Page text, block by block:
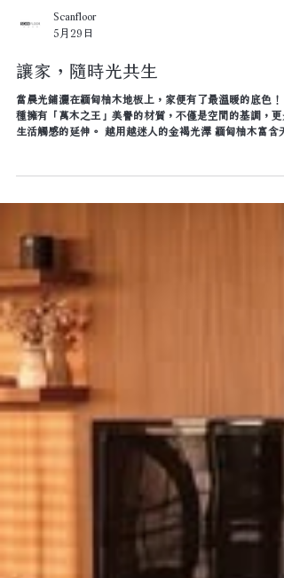
5月29日
讓家，隨時光共生
當晨光鋪灑在緬甸柚木地板上，家便有了最溫暖的底色！
生活觸感的延伸。 越用越迷人的金褐光澤 緬甸柚木富含天
一次踩踏，都是在與自然對話；每一次光照，都讓色澤更加
人與孩子能自在地席地而坐。 它細膩的纖維結構能自然調
踏實的溫度。 歲月靜好的穩定支撐 天然抗蛀、抗潮且不易
形的特性，支撐起全家人的日常。 從客廳的歡笑到安靜的
讀，這片柚木地板以內斂的姿態，承載著歲月累積出的家之
重量。 最好的地板，是讓人忘了它的存在，卻又在每一次
觸時，感受到前所未有的踏實~ 多款地板請至各專賣店及門
市參觀選購！ 查詢全國門市 http://bit.ly/ScanfloorMAP #全
國最大地板連鎖專賣 #SPC高科技地板 #耐磨 #防水 #緬甸
木實木地板 #海島型複合式地板